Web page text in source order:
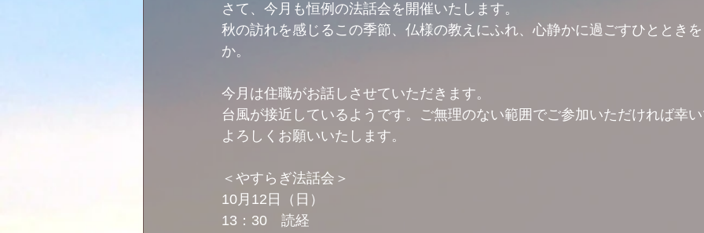
さて、今月も恒例の法話会を開催いたします。
秋の訪れを感じるこの季節、仏様の教えにふれ、心静かに過ごすひととき
か。
今月は住職がお話しさせていただきます。
台風が接近しているようです。ご無理のない範囲でご参加いただければ幸
よろしくお願いいたします。
＜やすらぎ法話会＞
10月12日（日）
13：30　読経